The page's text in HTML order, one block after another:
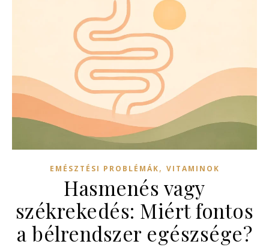
EMÉSZTÉSI PROBLÉMÁK, VITAMINOK
Hasmenés vagy
székrekedés: Miért fontos
a bélrendszer egészsége?